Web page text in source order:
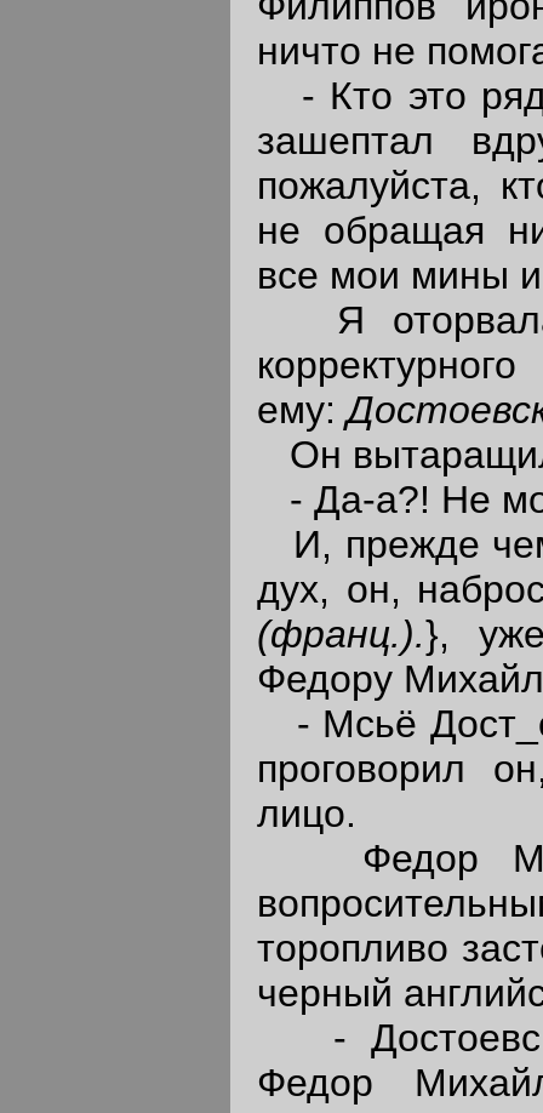
ничто не
- Кто это
зашептал
пожалуйста,
не обращая
все мои мины
Я оторвала
ему:
Он
- Да-а?! Не
И, прежде
дух, он,
(франц.).},
Федору
- Мсьё
проговорил
лицо.
Федор
торопливо
черный
-
Федор